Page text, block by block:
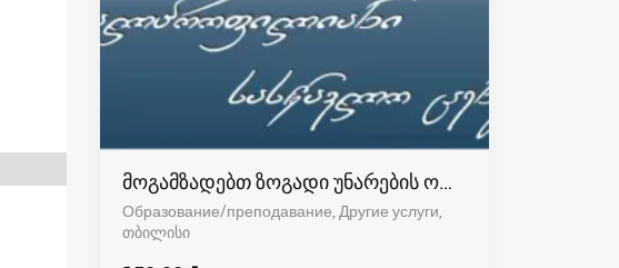
მოგამზადებთ ზოგადი უნარების ოთხივე ნაწილში
Образование/преподавание, Другие услуги
თბილისი